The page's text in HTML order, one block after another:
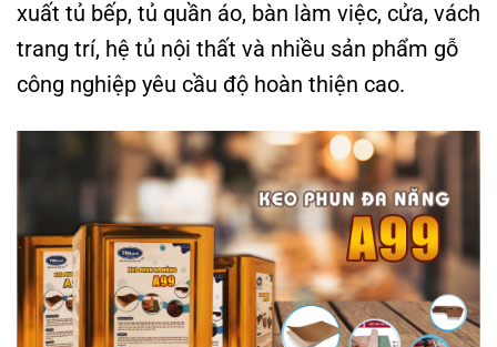
xuất tủ bếp, tủ quần áo, bàn làm việc, cửa, vách
trang trí, hệ tủ nội thất và nhiều sản phẩm gỗ
công nghiệp yêu cầu độ hoàn thiện cao.